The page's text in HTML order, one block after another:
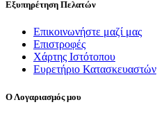
Εξυπηρέτηση Πελατών
Επικοινωνήστε μαζί μας
Επιστροφές
Χάρτης Ιστότοπου
Ευρετήριο Κατασκευαστών
Ο Λογαριασμός μου